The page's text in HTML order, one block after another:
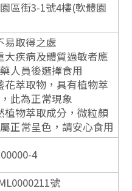
區街3-1號4樓(軟體園
易取得之處
大疾病及體質過敏者應
人員後選擇食用
花萃取物，具有植物萃
此為正常現象
植物萃取成分，微粒顏
正常呈色，請安心食用
4
號